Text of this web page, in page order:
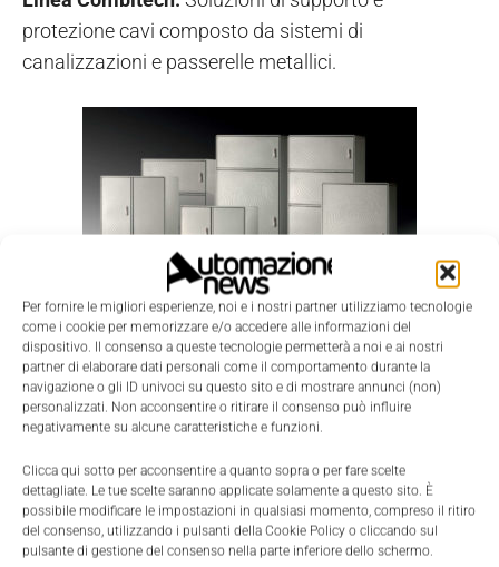
Per fornire le migliori esperienze, noi e i nostri partner utilizziamo tecnologie
come i cookie per memorizzare e/o accedere alle informazioni del
dispositivo. Il consenso a queste tecnologie permetterà a noi e ai nostri
partner di elaborare dati personali come il comportamento durante la
navigazione o gli ID univoci su questo sito e di mostrare annunci (non)
personalizzati. Non acconsentire o ritirare il consenso può influire
negativamente su alcune caratteristiche e funzioni.
Clicca qui sotto per acconsentire a quanto sopra o per fare scelte
dettagliate. Le tue scelte saranno applicate solamente a questo sito. È
possibile modificare le impostazioni in qualsiasi momento, compreso il ritiro
del consenso, utilizzando i pulsanti della Cookie Policy o cliccando sul
pulsante di gestione del consenso nella parte inferiore dello schermo.
protezione cavi composto da sistemi di
canalizzazioni e passerelle metallici.
Linea Conchiglia.Gamma interamente dedicata
alla protezione di apparati elettrici da esterno per
reti in BT, ampliata di recente dalla linea Grafi. Grafi è
il nuovo sistema polifunzionale e componibile
introdotto da Dkc nel mercato degli armadi stradali
per le installazioni destinate a reti di distribuzione
elettrica, telefonica, di automazione, gas-acqua,